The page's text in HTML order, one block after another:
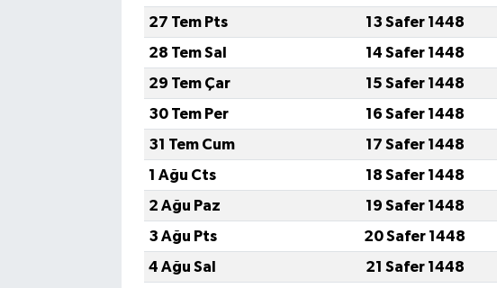
27 Tem Pts
13 Safer 1448
28 Tem Sal
14 Safer 1448
29 Tem Çar
15 Safer 1448
30 Tem Per
16 Safer 1448
31 Tem Cum
17 Safer 1448
1 Ağu Cts
18 Safer 1448
2 Ağu Paz
19 Safer 1448
3 Ağu Pts
20 Safer 1448
4 Ağu Sal
21 Safer 1448